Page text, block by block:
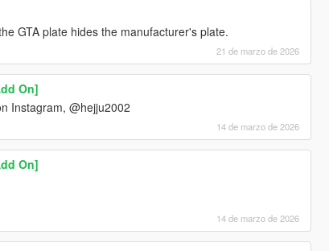
GTA plate hides the manufacturer's plate.
21 de marzo de 2026
On]
Instagram, @hejju2002
14 de marzo de 2026
On]
14 de marzo de 2026